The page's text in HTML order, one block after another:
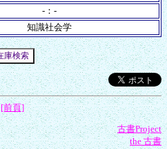
-：-
知識社会学
[前頁]
古書Project
the 古書